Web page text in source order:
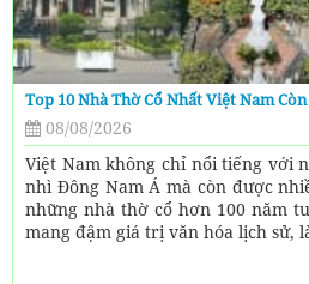
Top 10 Nhà Thờ Cổ Nhất Việt Nam
08/08/2026
Việt Nam không chỉ nổi tiếng với
nhì Đông Nam Á mà còn được
những nhà thờ cổ hơn 100 năm
mang đậm giá trị văn hóa lịch sử,